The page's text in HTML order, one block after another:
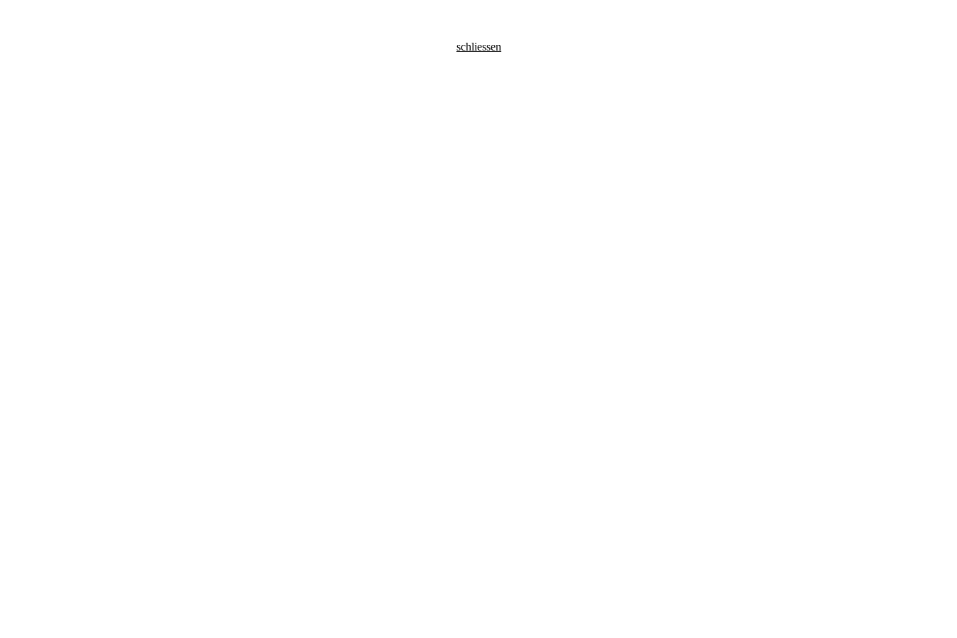
schliessen